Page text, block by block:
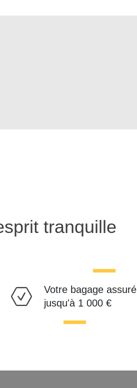
tranquille
Votre bagage assuré
jusqu'à 1 000 €